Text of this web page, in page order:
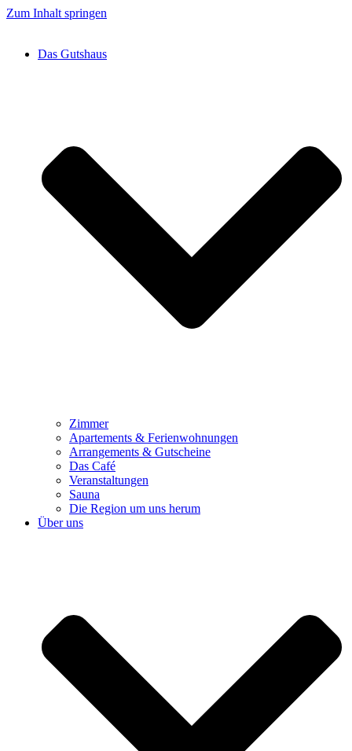
Zum Inhalt springen
Das Gutshaus
Zimmer
Apartements & Ferienwohnungen
Arrangements & Gutscheine
Das Café
Veranstaltungen
Sauna
Die Region um uns herum
Über uns